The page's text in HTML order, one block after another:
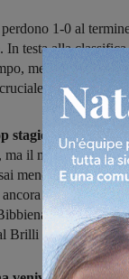
1-0 al
In testa alla
mercoledì il
stagionale per il
ma il modo in cui è
meno determinati
lì, al terzo
Che,
Brilli Peri.